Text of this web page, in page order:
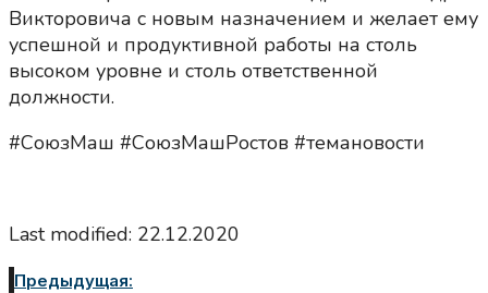
Викторовича с новым назначением и желает ему
успешной и продуктивной работы на столь
высоком уровне и столь ответственной
должности.
#СоюзМаш #СоюзМашРостов #темановости
Last modified: 22.12.2020
Предыдущая: